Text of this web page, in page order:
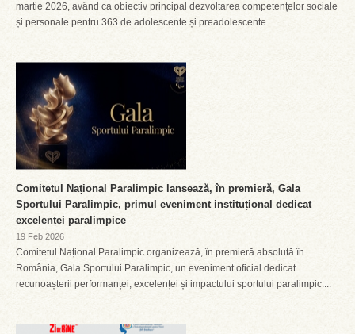
martie 2026, având ca obiectiv principal dezvoltarea competențelor sociale
și personale pentru 363 de adolescente și preadolescente...
Comitetul Național Paralimpic lansează, în premieră, Gala
Sportului Paralimpic, primul eveniment instituțional dedicat
excelenței paralimpice
19 Feb 2026
Comitetul Național Paralimpic organizează, în premieră absolută în
România, Gala Sportului Paralimpic, un eveniment oficial dedicat
recunoașterii performanței, excelenței și impactului sportului paralimpic....